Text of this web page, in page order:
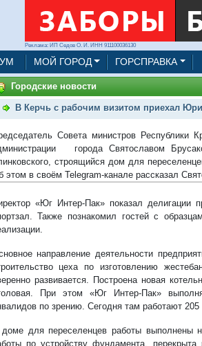
Реклама: ИП Седов О. И. ИНН 911100036130
МОЙ ГОРОД ГОРСПРАВКА
Городские новости
В Керчь с рабочим визитом приехал
Совета министров Республики
города Святославом
строящийся дом для
этом в своём Telegram-канале рассказал
«Юг Интер-Пак» показал делигации
Также познакомил гостей с
направление деятельности
цеха по изготовлению
развивается. Построена новая
При этом «Юг Интер-Пак»
по зрению. Сегодня там работают 205
для переселенцев работы выполнены
по устройству фундамента, перекрыта